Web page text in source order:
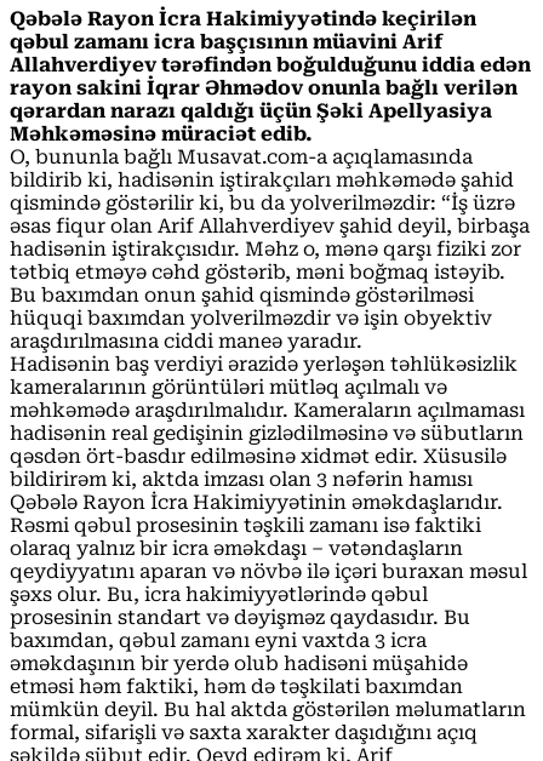
Qəbələ Rayon İcra Hakimiyyətində keçirilən
qəbul zamanı icra başçısının müavini Arif
Allahverdiyev tərəfindən boğulduğunu iddia edən
rayon sakini İqrar Əhmədov onunla bağlı verilən
qərardan narazı qaldığı üçün Şəki Apellyasiya
Məhkəməsinə müraciət edib.
O, bununla bağlı Musavat.com-a açıqlamasında
bildirib ki, hadisənin iştirakçıları məhkəmədə şahid
qismində göstərilir ki, bu da yolverilməzdir: “İş üzrə
əsas fiqur olan Arif Allahverdiyev şahid deyil, birbaşa
hadisənin iştirakçısıdır. Məhz o, mənə qarşı fiziki zor
tətbiq etməyə cəhd göstərib, məni boğmaq istəyib.
Bu baxımdan onun şahid qismində göstərilməsi
hüquqi baxımdan yolverilməzdir və işin obyektiv
araşdırılmasına ciddi maneə yaradır.
Hadisənin baş verdiyi ərazidə yerləşən təhlükəsizlik
kameralarının görüntüləri mütləq açılmalı və
məhkəmədə araşdırılmalıdır. Kameraların açılmaması
hadisənin real gedişinin gizlədilməsinə və sübutların
qəsdən ört-basdır edilməsinə xidmət edir. Xüsusilə
bildirirəm ki, aktda imzası olan 3 nəfərin hamısı
Qəbələ Rayon İcra Hakimiyyətinin əməkdaşlarıdır.
Rəsmi qəbul prosesinin təşkili zamanı isə faktiki
olaraq yalnız bir icra əməkdaşı – vətəndaşların
qeydiyyatını aparan və növbə ilə içəri buraxan məsul
şəxs olur. Bu, icra hakimiyyətlərində qəbul
prosesinin standart və dəyişməz qaydasıdır. Bu
baxımdan, qəbul zamanı eyni vaxtda 3 icra
əməkdaşının bir yerdə olub hadisəni müşahidə
etməsi həm faktiki, həm də təşkilati baxımdan
mümkün deyil. Bu hal aktda göstərilən məlumatların
formal, sifarişli və saxta xarakter daşıdığını açıq
şəkildə sübut edir. Qeyd edirəm ki, Arif